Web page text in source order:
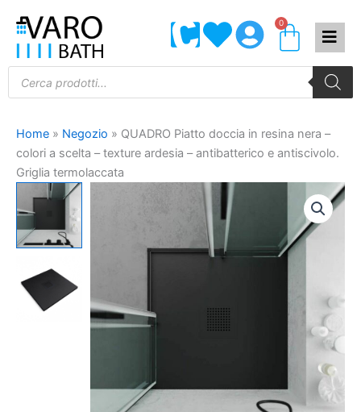
contenuto
0
Products
search
Home » Negozio » QUADRO Piatto doccia in resina nera –
colori a scelta – texture ardesia – antibatterico e antiscivolo.
Griglia termolaccata